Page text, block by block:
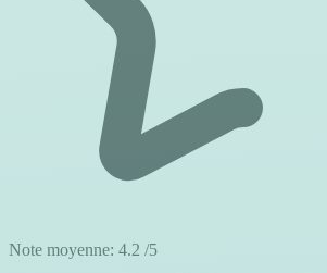
Note moyenne: 4.2 /5